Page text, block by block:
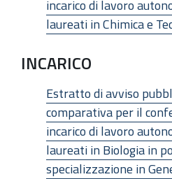
incarico di lavoro
laureati in Chimica e
INCARICO
Estratto di avviso
comparativa per il
incarico di lavoro
laureati in Biologia in
specializzazione in